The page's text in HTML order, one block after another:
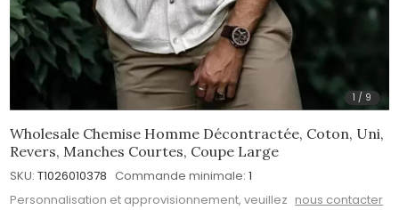
1 / 9
Wholesale Chemise Homme Décontractée, Coton, Uni,
Revers, Manches Courtes, Coupe Large
SKU: T1026010378 Commande minimale: 1
Personnalisation et approvisionnement, veuillez nous contacter